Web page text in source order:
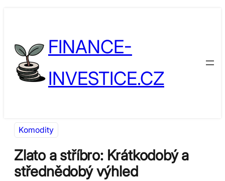
FINANCE-
INVESTICE.CZ
Komodity
Zlato a stříbro: Krátkodobý a
střednědobý výhled